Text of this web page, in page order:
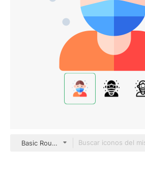
Basic Rounded Flat